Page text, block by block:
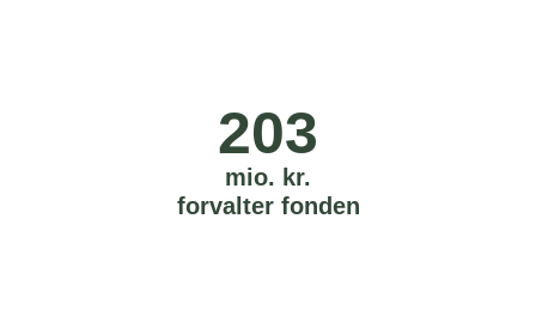
203
mio. kr.
forvalter fonden